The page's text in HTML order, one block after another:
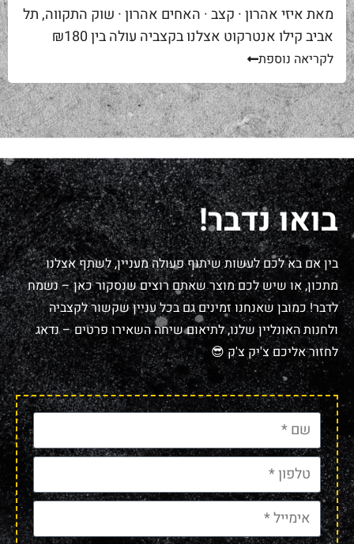
מאת איזי אהרון · קצב · האחים אהרון · שוק התקווה, תל
אביב קילו אנטרקוט אצלנו בקצביה עולה בין ₪180
ל-₪220. מחיר יפה – וגם מוצדק, כי זה...
לקריאה נוספת
בואו נדבר!
בין אם בא לכם לעשות שיתוף פעולה מעניין, לשתף אצלנו
מתכון, או שיש לכם מוצר שאתם רוצים שנסקור כאן – נשמח
לדבר! כמובן שאנחנו זמינים גם בכל עניין שקשור לקצביה
ולחנות האונליין שלנו, לתיאום שיחה השאירו פרטים – נדאג
לחזור אליכם צ'יק צ'ק 😎